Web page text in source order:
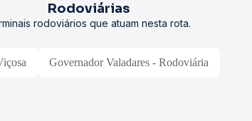
Rodoviárias
rodoviários que atuam nesta rota.
Governador Valadares - Rodoviária